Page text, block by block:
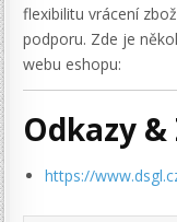
flexibilitu vrácení
podporu. Zde je
webu eshopu:
Odkazy
https://